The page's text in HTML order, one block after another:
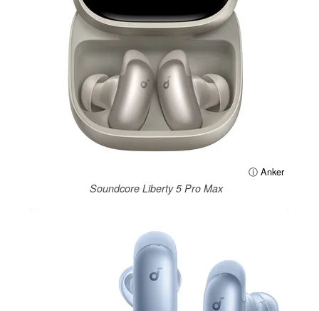
ⓘ Anker
Soundcore Liberty 5 Pro Max